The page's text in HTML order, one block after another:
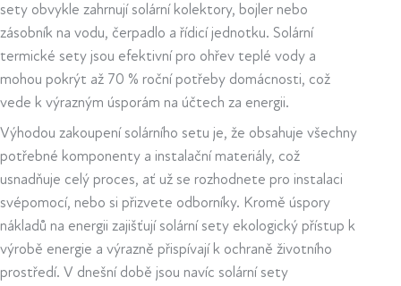
sety obvykle zahrnují solární kolektory, bojler nebo
zásobník na vodu, čerpadlo a řídicí jednotku. Solární
termické sety jsou efektivní pro ohřev teplé vody a
mohou pokrýt až 70 % roční potřeby domácnosti, což
vede k výrazným úsporám na účtech za energii.
Výhodou zakoupení solárního setu je, že obsahuje všechny
potřebné komponenty a instalační materiály, což
usnadňuje celý proces, ať už se rozhodnete pro instalaci
svépomocí, nebo si přizvete odborníky. Kromě úspory
nákladů na energii zajišťují solární sety ekologický přístup k
výrobě energie a výrazně přispívají k ochraně životního
prostředí. V dnešní době jsou navíc solární sety